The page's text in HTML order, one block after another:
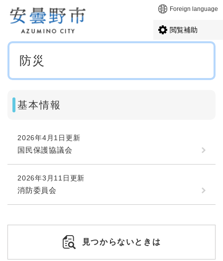
メニューを飛ばして本文へ Foreign language
閲覧補助
本
防災
基本情報
2026年4月1日更新
国民保護協議会
2026年3月11日更新
消防委員会
見つからないときは